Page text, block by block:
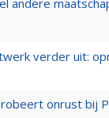
andere
verder uit:
onrust bij